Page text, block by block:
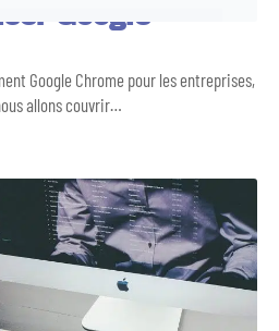
Google
Google Chrome pour les entreprises,
allons couvrir…